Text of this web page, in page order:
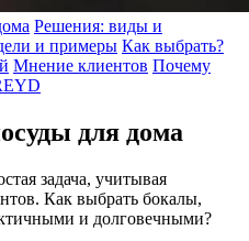
Решения: виды и
и примеры Как выбрать?
Мнение клиентов Почему
для дома
задача, учитывая
Как выбрать бокалы,
и долговечными?